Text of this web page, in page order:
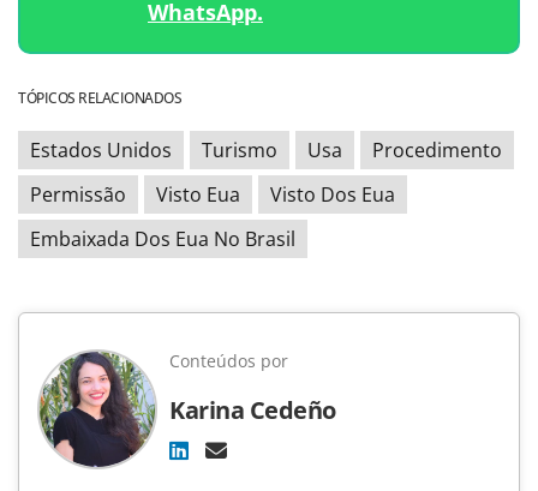
WhatsApp.
TÓPICOS RELACIONADOS
Estados Unidos Turismo Usa
Procedimento
Permissão
Visto Eua
Visto Dos Eua
Embaixada Dos Eua No Brasil
Conteúdos por
Karina Cedeño